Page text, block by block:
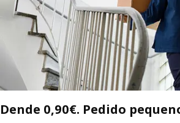
Dende 0,90€. Pedido